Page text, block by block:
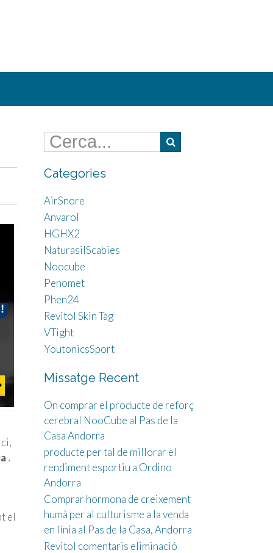
.
el
Categories
AirSnore
Anvarol
HGHX2
NaturasilScabies
Noocube
Penomet
Phen24
Revitol Skin Tag
VTight
YoutonicsSport
Missatge Recent
On comprar el producte de reforç
cerebral NooCube al Pas de la
Casa Andorra
producte per tal de millorar el
rendiment esportiu a Ordino
Andorra
Comprar hormona de creixement
humà per al culturisme a la venda
en línia al Pas de la Casa, Andorra
Revitol comentaris eliminació